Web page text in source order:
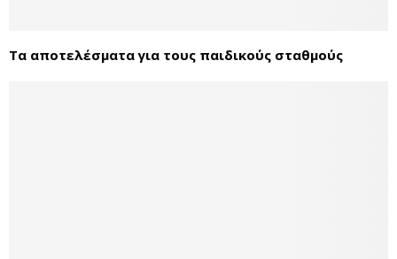
Τα αποτελέσματα για τους παιδικούς σταθμούς